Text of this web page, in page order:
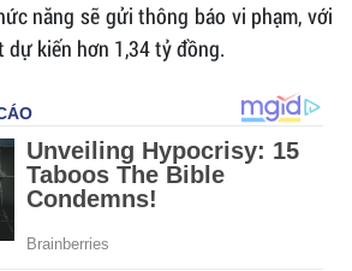
năng sẽ gửi thông báo vi phạm, với
kiến hơn 1,34 tỷ đồng.